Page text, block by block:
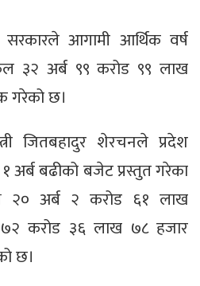
आगामी आर्थिक वर्ष
३२ अर्ब ९९ करोड ९९ लाख
गरेको छ।
जितबहादुर शेरचनले प्रदेश
अर्ब बढीको बजेट प्रस्तुत गरेका
२० अर्ब २ करोड ६१ लाख
करोड ३६ लाख ७८ हजार
छ।